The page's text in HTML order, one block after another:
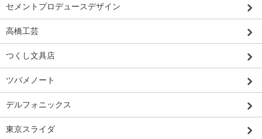
セメントプロデュースデザイン
高橋工芸
つくし文具店
ツバメノート
デルフォニックス
東京スライダ